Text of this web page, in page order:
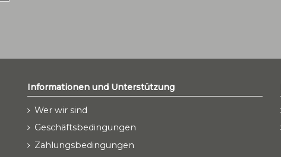
Informationen und Unterstützung
Wer wir sind
Geschäftsbedingungen
Zahlungsbedingungen